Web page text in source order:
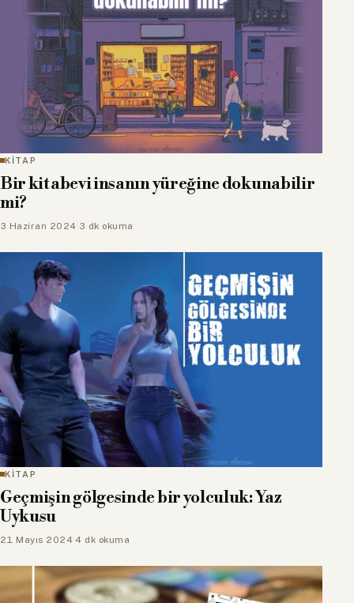
KİTAP
Bir kitabevi insanın yüreğine dokunabilir
mi?
3 Haziran 2024· 3 dk okuma
KİTAP
Geçmişin gölgesinde bir yolculuk: Yaz
Uykusu
21 Mayıs 2024·4 dk okuma